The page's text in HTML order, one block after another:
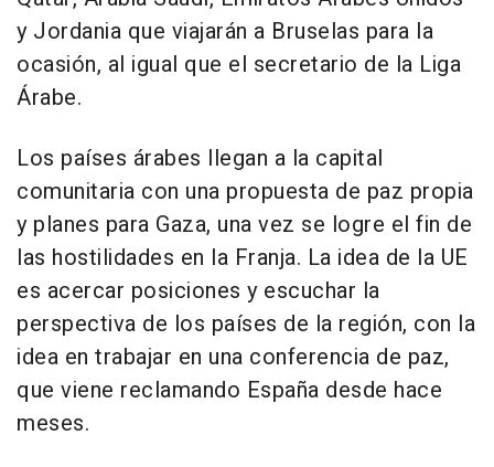
y Jordania que viajarán a Bruselas para la
ocasión, al igual que el secretario de la Liga
Árabe.
Los países árabes llegan a la capital
comunitaria con una propuesta de paz propia
y planes para Gaza, una vez se logre el fin de
las hostilidades en la Franja. La idea de la UE
es acercar posiciones y escuchar la
perspectiva de los países de la región, con la
idea en trabajar en una conferencia de paz,
que viene reclamando España desde hace
meses.